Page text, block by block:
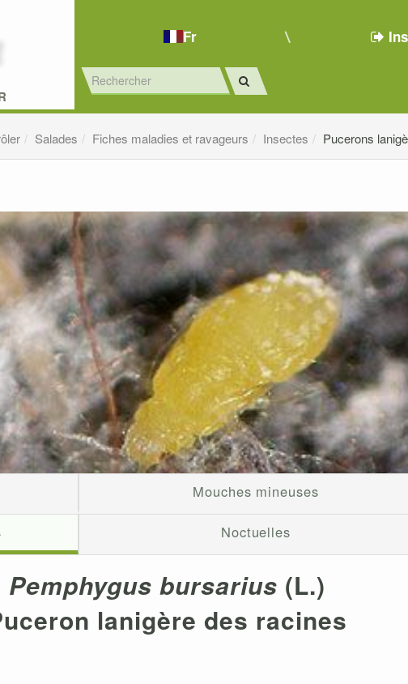
Fr
Salades Fiches maladies et ravageurs Insectes Pucerons
Mouches mineuses
Noctuelles
Pemphygus bursarius (L.)
lanigère des racines